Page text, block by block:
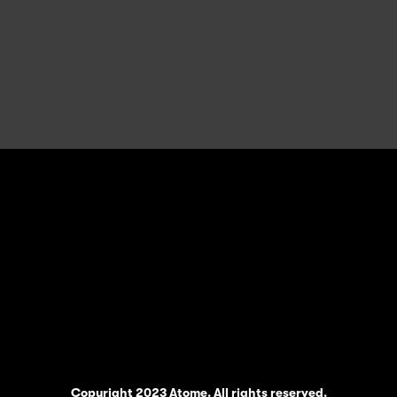
Copyright 2023 Atome. All rights reserved.